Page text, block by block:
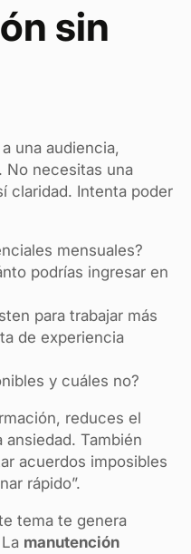
sin
una audiencia,
No necesitas una
claridad. Intenta poder
mensuales?
podrías ingresar en
para trabajar más
de experiencia
y cuáles no?
reduces el
También
acuerdos imposibles
rápido”.
tema te genera
manutención